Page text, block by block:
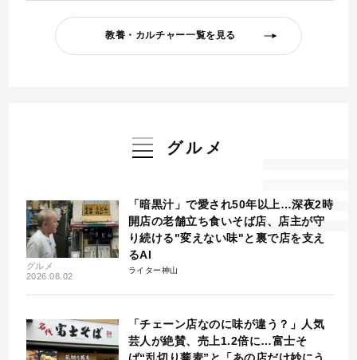
教養・カルチャー一覧を見る
グルメ
グルメ
2026.08.02
「暗黒汁」で愛され50年以上…深夜2時
開店の老舗立ち食いそば店、店主が守
り続ける"変えない味"と裏で店を支え
るAI
ライター神山
「チェーン店なのに味が違う？」人気
芸人が絶賛、売上1.2倍に…富士そ
ば“乱切り蕎麦”と「あの店だけ妙にう